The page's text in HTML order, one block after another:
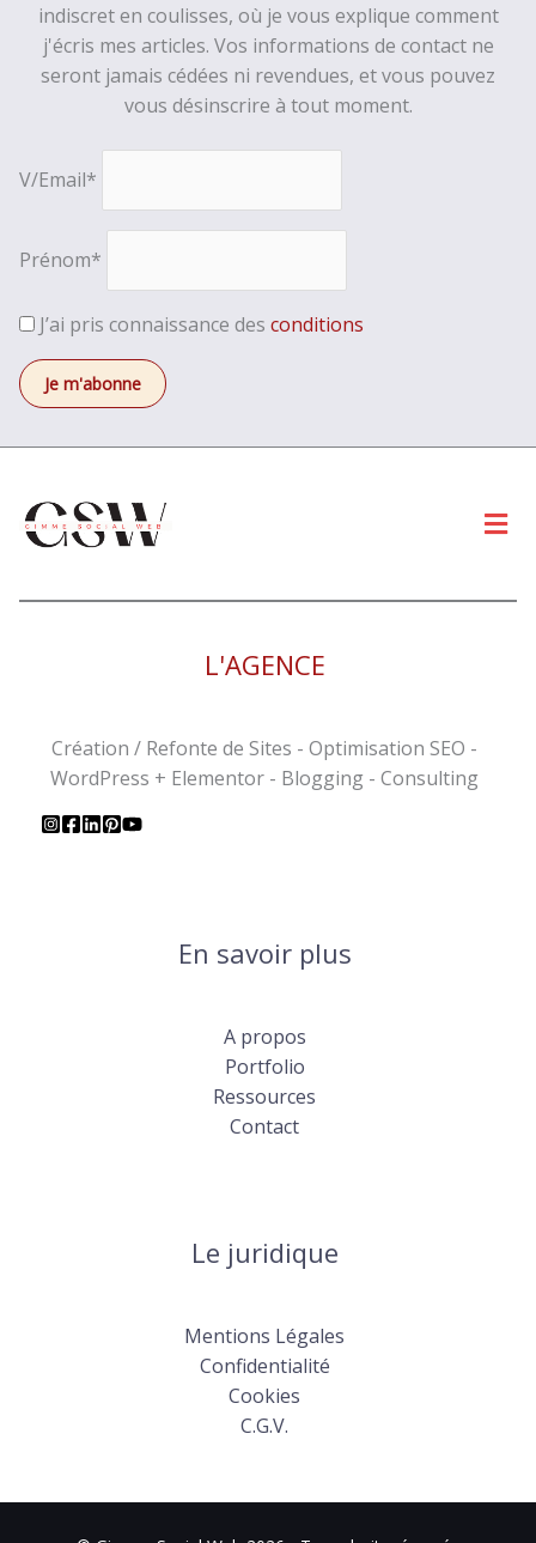
indiscret en coulisses, où je vous explique comment
j'écris mes articles. Vos informations de contact ne
seront jamais cédées ni revendues, et vous pouvez
vous désinscrire à tout moment.
V/Email*
Prénom*
J’ai pris connaissance des conditions
L'AGENCE
Création / Refonte de Sites - Optimisation SEO -
WordPress + Elementor - Blogging - Consulting
En savoir plus
A propos
Portfolio
Ressources
Contact
Le juridique
Mentions Légales
Confidentialité
Cookies
C.G.V.